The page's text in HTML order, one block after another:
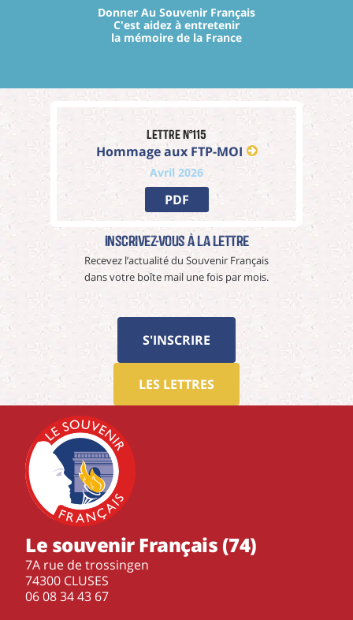
Donner Au Souvenir Français
C'est aidez à entretenir
la mémoire de la France
Lettre n°115
Hommage aux FTP-MOI
Avril 2026
PDF
Inscrivez-vous à La Lettre
Recevez l’actualité du Souvenir Français
dans votre boîte mail une fois par mois.
S'INSCRIRE
LES LETTRES
Le souvenir Français (74)
7A rue de trossingen
74300 CLUSES
‭06 08 34 43 67‬